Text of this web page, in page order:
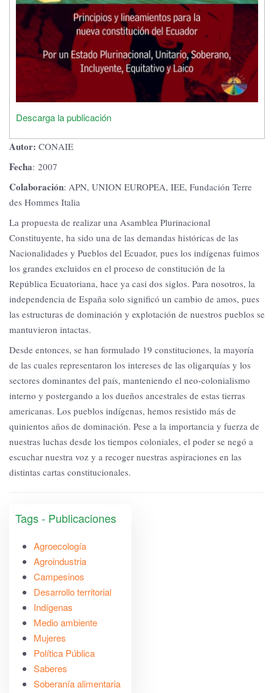
Descarga la publicación
Autor: CONAIE
Fecha: 2007
Colaboración: APN, UNION EUROPEA, IEE, Fundación Terre
des Hommes Italia
La propuesta de realizar una Asamblea Plurinacional
Constituyente, ha sido una de las demandas históricas de las
Nacionalidades y Pueblos del Ecuador, pues los indígenas fuimos
los grandes excluidos en el proceso de constitución de la
República Ecuatoriana, hace ya casi dos siglos. Para nosotros, la
independencia de España solo significó un cambio de amos, pues
las estructuras de dominación y explotación de nuestros pueblos se
mantuvieron intactas.
Desde entonces, se han formulado 19 constituciones, la mayoría
de las cuales representaron los intereses de las oligarquías y los
sectores dominantes del país, manteniendo el neo-colonialismo
interno y postergando a los dueños ancestrales de estas tierras
americanas. Los pueblos indígenas, hemos resistido más de
quinientos años de dominación. Pese a la importancia y fuerza de
nuestras luchas desde los tiempos coloniales, el poder se negó a
escuchar nuestra voz y a recoger nuestras aspiraciones en las
distintas cartas constitucionales.
Tags - Publicaciones
Agroecología
Agroindustria
Campesinos
Desarrollo territorial
Indígenas
Medio ambiente
Mujeres
Política Pública
Saberes
Soberanía alimentaria